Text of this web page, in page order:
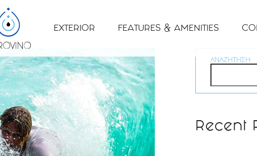
EXTERIOR FEATURES & AMENITIES
ΑΝΑΖΉΤΗΣΗ
Recent